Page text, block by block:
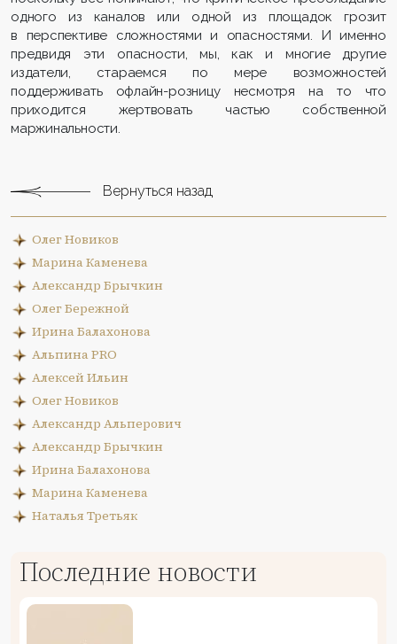
одного из каналов или одной из площадок грозит
в перспективе сложностями и опасностями. И именно
предвидя эти опасности, мы, как и многие другие
издатели, стараемся по мере возможностей
поддерживать офлайн-розницу несмотря на то что
приходится жертвовать частью собственной
маржинальности.
Вернуться назад
Олег Новиков
Марина Каменева
Александр Брычкин
Олег Бережной
Ирина Балахонова
Альпина PRO
Алексей Ильин
Олег Новиков
Александр Альперович
Александр Брычкин
Ирина Балахонова
Марина Каменева
Наталья Третьяк
Последние новости